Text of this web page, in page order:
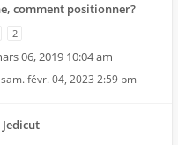
comment positionner?
2
06, 2019 10:04 am
sam. févr. 04, 2023 2:59 pm